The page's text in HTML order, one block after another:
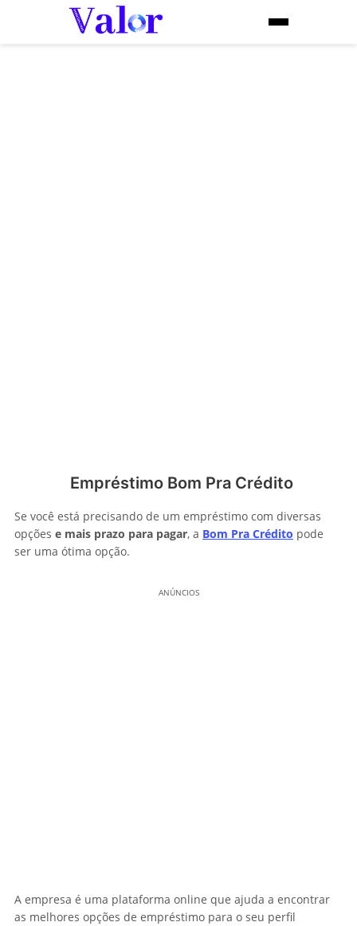
Empréstimo Bom Pra Crédito
Se você está precisando de um empréstimo com diversas
opções e mais prazo para pagar, a Bom Pra Crédito pode
ser uma ótima opção.
ANÚNCIOS
A empresa é uma plataforma online que ajuda a encontrar
as melhores opções de empréstimo para o seu perfil